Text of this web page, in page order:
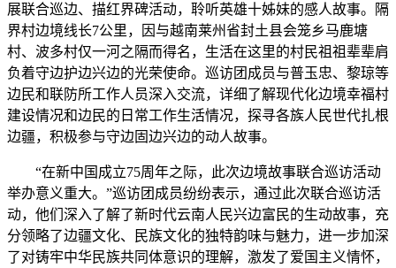
展联合巡边、描红界碑活动，聆听英雄十姊妹的感人故事。隔
界村边境线长7公里，因与越南莱州省封土县会笼乡马鹿塘
村、波多村仅一河之隔而得名，生活在这里的村民祖祖辈辈肩
负着守边护边兴边的光荣使命。巡访团成员与普玉忠、黎琼等
边民和联防所工作人员深入交流，详细了解现代化边境幸福村
建设情况和边民的日常工作生活情况，探寻各族人民世代扎根
边疆，积极参与守边固边兴边的动人故事。
“在新中国成立75周年之际，此次边境故事联合巡访活动
举办意义重大。”巡访团成员纷纷表示，通过此次联合巡访活
动，他们深入了解了新时代云南人民兴边富民的生动故事，充
分领略了边疆文化、民族文化的独特韵味与魅力，进一步加深
了对铸牢中华民族共同体意识的理解，激发了爱国主义情怀，